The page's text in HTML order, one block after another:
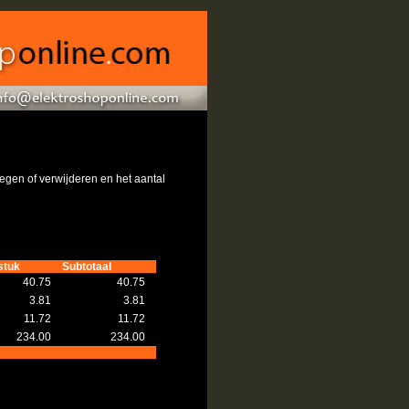
of verwijderen en het aantal
Subtotaal
40.75
40.75
3.81
3.81
11.72
11.72
234.00 234.00